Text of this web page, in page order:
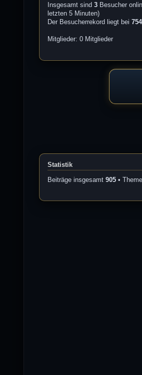
Insgesamt sind3 Besucher
letzten 5 Minuten)
Der Besucherrekord liegt bei754
Mitglieder: 0 Mitglieder
Statistik
Beiträge insgesamt905 •